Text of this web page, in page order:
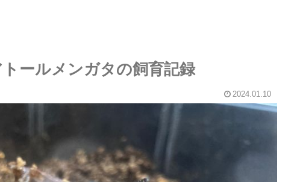
トールメンガタの飼育記録
2024.01.10